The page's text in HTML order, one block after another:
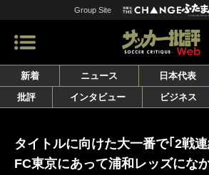
Group Site
新着 ニュース 日本代表
批評
インタビュー ビジネス
タイトルに向けた大一番で｢2戦連
FC東京にあって浦和レッズにな